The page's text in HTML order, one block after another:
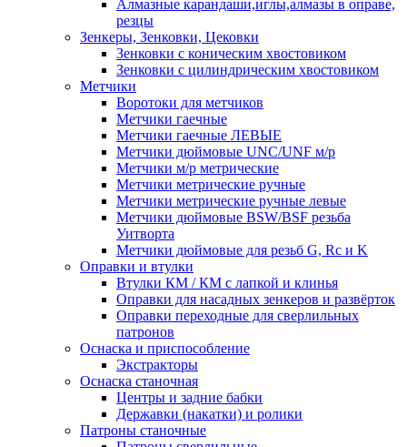
Алмазные карандаши,иглы,алмазы в оправе,
резцы
Зенкеры, Зенковки, Цековки
Зенковки с коническим хвостовиком
Зенковки с цилиндрическим хвостовиком
Метчики
Воротоки для метчиков
Метчики гаечные
Метчики гаечные ЛЕВЫЕ
Метчики дюймовые UNC/UNF м/р
Метчики м/р метрические
Метчики метрические ручные
Метчики метрические ручные левые
Метчики дюймовые BSW/BSF резьба
Уитворта
Метчики дюймовые для резьб G, Rc и K
Оправки и втулки
Втулки КМ / КМ с лапкой и клинья
Оправки для насадных зенкеров и развёрток
Оправки переходные для сверлильных
патронов
Оснаска и приспособление
Экстракторы
Оснаска станочная
Центры и задние бабки
Державки (накатки) и ролики
Патроны станочные